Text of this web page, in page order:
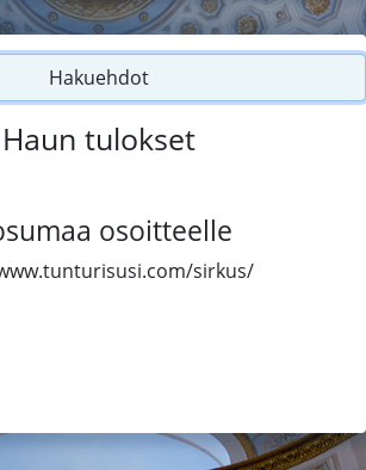
Hakuehdot
Haun tulokset
osoitteelle
sirkus/